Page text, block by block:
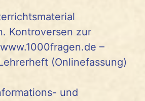
Kontroversen zur
–
(Onlinefassung)
und